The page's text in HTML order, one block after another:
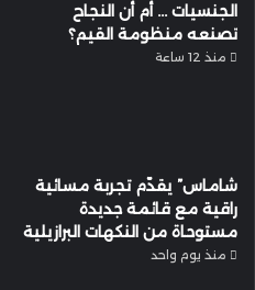
الجنسيات … أم أن النجاح
تصنعه منظومة القيم؟
منذ 12 ساعة
شاماس” يقدّم تجربة مسائية
راقية مع قائمة جديدة
مستوحاة من النكهات البرازيلية
منذ يوم واحد